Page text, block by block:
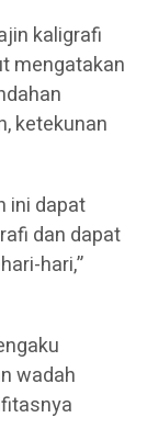
kaligrafi
mengatakan
ketekunan
ini dapat
dan dapat
hari,”
wadah